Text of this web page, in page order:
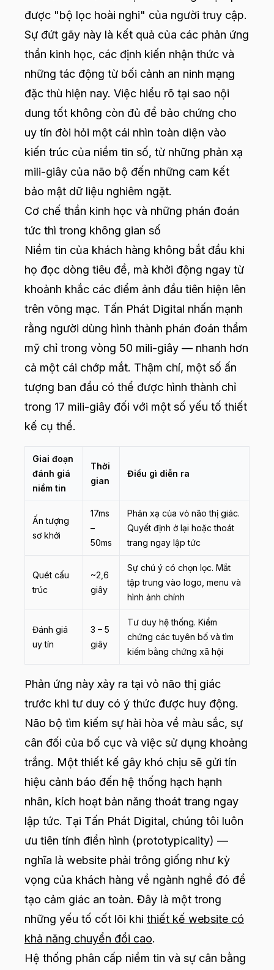
được "bộ lọc hoài nghi" của người truy cập.
Sự đứt gãy này là kết quả của các phản ứng
thần kinh học, các định kiến nhận thức và
những tác động từ bối cảnh an ninh mạng
đặc thù hiện nay. Việc hiểu rõ tại sao nội
dung tốt không còn đủ để bảo chứng cho
uy tín đòi hỏi một cái nhìn toàn diện vào
kiến trúc của niềm tin số, từ những phản xạ
mili-giây của não bộ đến những cam kết
bảo mật dữ liệu nghiêm ngặt.
Cơ chế thần kinh học và những phán đoán
tức thì trong không gian số
Niềm tin của khách hàng không bắt đầu khi
họ đọc dòng tiêu đề, mà khởi động ngay từ
khoảnh khắc các điểm ảnh đầu tiên hiện lên
trên võng mạc. Tấn Phát Digital nhấn mạnh
rằng người dùng hình thành phán đoán thẩm
mỹ chỉ trong vòng 50 mili-giây — nhanh hơn
cả một cái chớp mắt. Thậm chí, một số ấn
tượng ban đầu có thể được hình thành chỉ
trong 17 mili-giây đối với một số yếu tố thiết
kế cụ thể.
Giai đoạn
đánh giá
niềm tin
Thời
gian
Điều gì diễn ra
Ấn tượng
sơ khởi
17ms
–
50ms
Phản xạ của vỏ não thị giác.
Quyết định ở lại hoặc thoát
trang ngay lập tức
Quét cấu
trúc
~2,6
giây
Sự chú ý có chọn lọc. Mắt
tập trung vào logo, menu và
hình ảnh chính
Đánh giá
uy tín
3 – 5
giây
Tư duy hệ thống. Kiểm
chứng các tuyên bố và tìm
kiếm bằng chứng xã hội
Phản ứng này xảy ra tại vỏ não thị giác
trước khi tư duy có ý thức được huy động.
Não bộ tìm kiếm sự hài hòa về màu sắc, sự
cân đối của bố cục và việc sử dụng khoảng
trắng. Một thiết kế gây khó chịu sẽ gửi tín
hiệu cảnh báo đến hệ thống hạch hạnh
nhân, kích hoạt bản năng thoát trang ngay
lập tức. Tại Tấn Phát Digital, chúng tôi luôn
ưu tiên tính điển hình (prototypicality) —
nghĩa là website phải trông giống như kỳ
vọng của khách hàng về ngành nghề đó để
tạo cảm giác an toàn. Đây là một trong
những yếu tố cốt lõi khi thiết kế website có
khả năng chuyển đổi cao.
Hệ thống phân cấp niềm tin và sự cân bằng